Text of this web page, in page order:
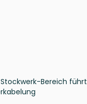
Bereich führt